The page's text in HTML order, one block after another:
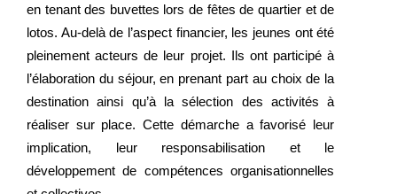
en tenant des buvettes lors de fêtes de quartier et de
lotos. Au-delà de l’aspect financier, les jeunes ont été
pleinement acteurs de leur projet. Ils ont participé à
l’élaboration du séjour, en prenant part au choix de la
destination ainsi qu’à la sélection des activités à
réaliser sur place. Cette démarche a favorisé leur
implication, leur responsabilisation et le
développement de compétences organisationnelles